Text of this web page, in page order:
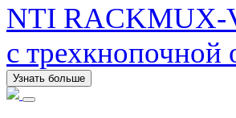
NTI RACKMUX-
с
Узнать больше